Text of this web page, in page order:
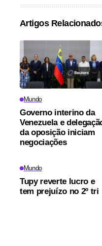
Artigos
Mundo
Governo interino da
Venezuela e
da oposição iniciam
negociações
Mundo
Tupy reverte lucro e
tem prejuízo no 2º tri